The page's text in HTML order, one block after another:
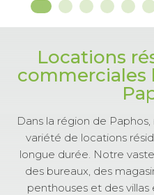
Locations
commerciales
Dans la région de
variété de locations
longue durée. Notre
des bureaux, des
penthouses et des villas